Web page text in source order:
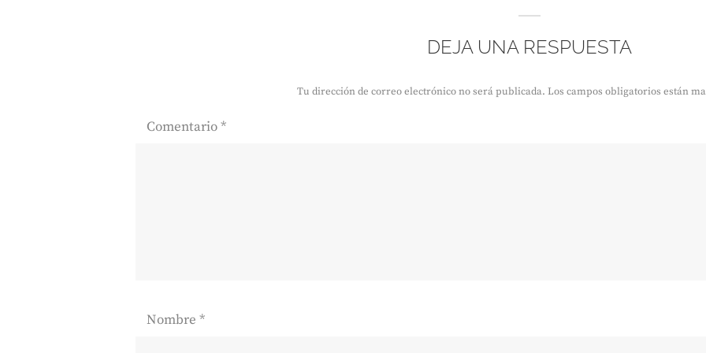
DEJA UNA RESPUESTA
Tu dirección de correo electrónico no será publicada. Los campos obligatorios están
Comentario*
Nombre *